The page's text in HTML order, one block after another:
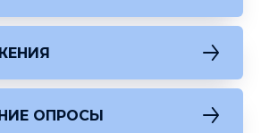
ОПРОСЫ